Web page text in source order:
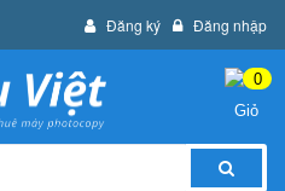
Đăng ký Đăng nhập
0